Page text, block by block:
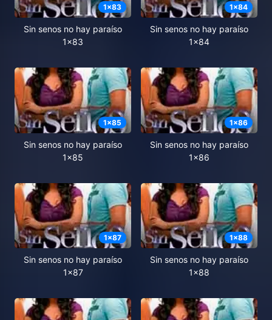
1x83
Sin senos no hay paraíso
1x83
1x84
Sin senos no hay paraíso
1x84
1x85
Sin senos no hay paraíso
1x85
1x86
Sin senos no hay paraíso
1x86
1x87
Sin senos no hay paraíso
1x87
1x88
Sin senos no hay paraíso
1x88